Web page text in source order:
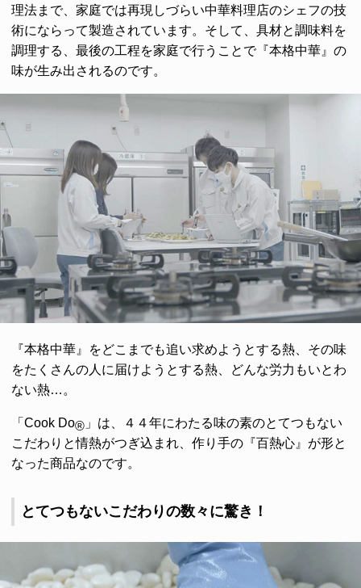
理法まで、家庭では再現しづらい中華料理店のシェフの技
術にならって製造されています。そして、具材と調味料を
調理する、最後の工程を家庭で行うことで『本格中華』の
味が生み出されるのです。
『本格中華』をどこまでも追い求めようとする熱、その味
をたくさんの人に届けようとする熱、どんな労力もいとわ
ない熱…。
「Cook Do® 」は、４４年にわたる味の素のとてつもない
こだわりと情熱がつぎ込まれ、作り手の『百熱心』が形と
なった商品なのです。
とてつもないこだわりの数々に驚き！